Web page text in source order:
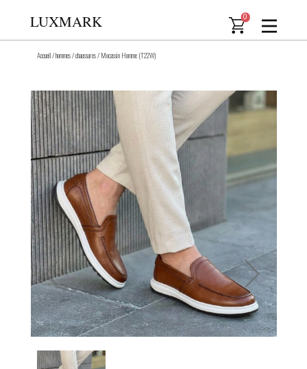
0
LUXMARK
Accueil/hommes/chaussures/Mocassin Homme (T22W)